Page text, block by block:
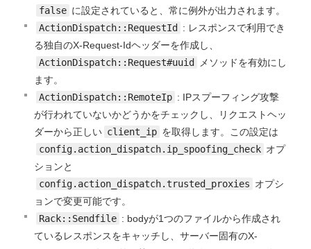
false に設定されていると、常に例外が出力されます。
ActionDispatch::RequestId
: レスポンスで利用でき
る独自のX-Request-Idヘッダーを作成し、
ActionDispatch::Request#uuid
メソッドを有効にし
ます。
ActionDispatch::RemoteIp : IPスプーフィング攻撃
が行われていないかどうかをチェックし、リクエストヘッ
ダーから正しい client_ip を取得します。この設定は
config.action_dispatch.ip_spoofing_check オプ
ションと
config.action_dispatch.trusted_proxies オプシ
ョンで変更可能です。
Rack::Sendfile : bodyが1つのファイルから作成され
ているレスポンスをキャッチし、サーバー固有のX-